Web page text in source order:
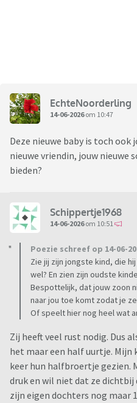
EchteNoorderling
14-06-2026om 10:47
Deze nieuwe baby is toch ook
nieuwe vriendin, jouw nieuwe
bieden?
Schippertje1968
14-06-2026om 10:51
Poezie schreef op 14-06-
Zie jij zijn jongste kind, die
wel? En zien zijn oudste
Bespottelijk, dat jouw zoon
naar jou toe komt zodat je
Of speelt hier nog heel wat
Zij heeft veel rust nodig. Dus
het maar een half uurtje. Mijn
keer hun halfbroertje gezien.
druk en wil niet dat ze dichtbij
zijn eigen dochters nog maar